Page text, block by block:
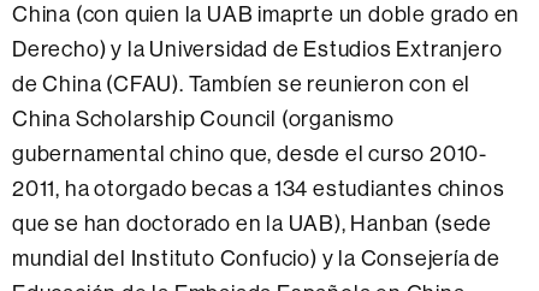
China (con quien la UAB imaprte un doble grado en
Derecho) y la Universidad de Estudios Extranjero
de China (CFAU). Tambíen se reunieron con el
China Scholarship Council (organismo
gubernamental chino que, desde el curso 2010-
2011, ha otorgado becas a 134 estudiantes chinos
que se han doctorado en la UAB), Hanban (sede
mundial del Instituto Confucio) y la Consejería de